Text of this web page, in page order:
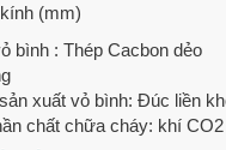
(mm)
bình : Thép Cacbon dẻo
xuất vỏ bình: Đúc liền
chất chữa cháy: khí